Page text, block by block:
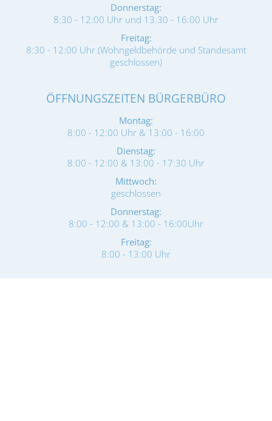
Donnerstag:
8:30 - 12:00 Uhr und 13:30 - 16:00 Uhr
Freitag:
8:30 - 12:00 Uhr (Wohngeldbehörde und Standesamt
geschlossen)
ÖFFNUNGSZEITEN BÜRGERBÜRO
Montag:
8:00 - 12:00 Uhr & 13:00 - 16:00
Dienstag:
8:00 - 12:00 & 13:00 - 17:30 Uhr
Mittwoch:
geschlossen
Donnerstag:
8:00 - 12:00 & 13:00 - 16:00Uhr
Freitag:
8:00 - 13:00 Uhr